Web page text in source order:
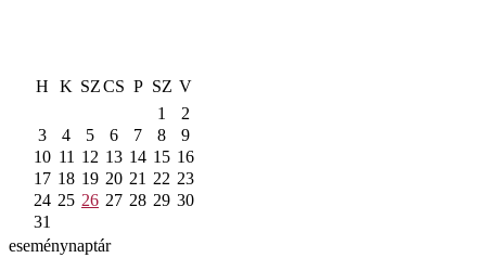
H K SZCS P SZ V
1
2
3
4 5 6 7 8
9
10 11 12 13 14 15 16
17 18 19 20 21 22 23
24 25 26 27 28 29 30
31
eseménynaptár